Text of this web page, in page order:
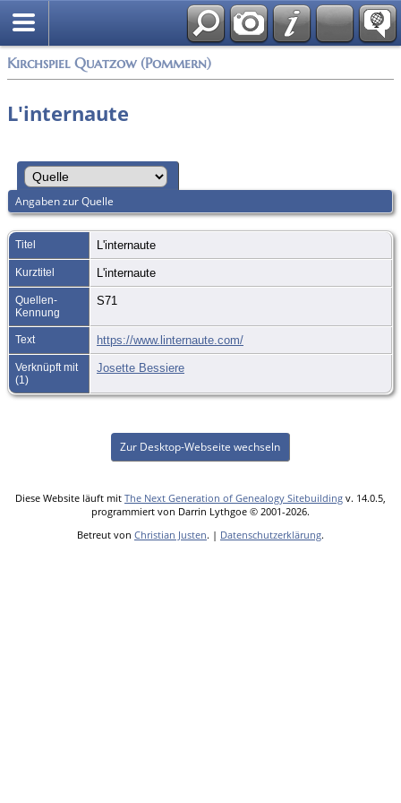
Kirchspiel Quatzow (Pommern)
L'internaute
Angaben zur Quelle
Titel L'internaute
Kurztitel L'internaute
Quellen-
Kennung
S71
Text https://www.linternaute.com/
Verknüpft mit
(1)
Josette Bessiere
Zur Desktop-Webseite wechseln
Diese Website läuft mit The Next Generation of Genealogy Sitebuilding v. 14.0.5,
programmiert von Darrin Lythgoe © 2001-2026.
Betreut von Christian Justen. | Datenschutzerklärung.